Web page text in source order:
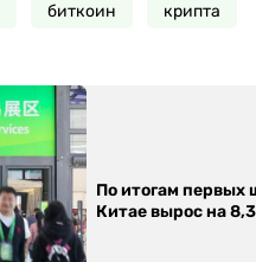
биткоин крипта
По итогам первых
Китае вырос на